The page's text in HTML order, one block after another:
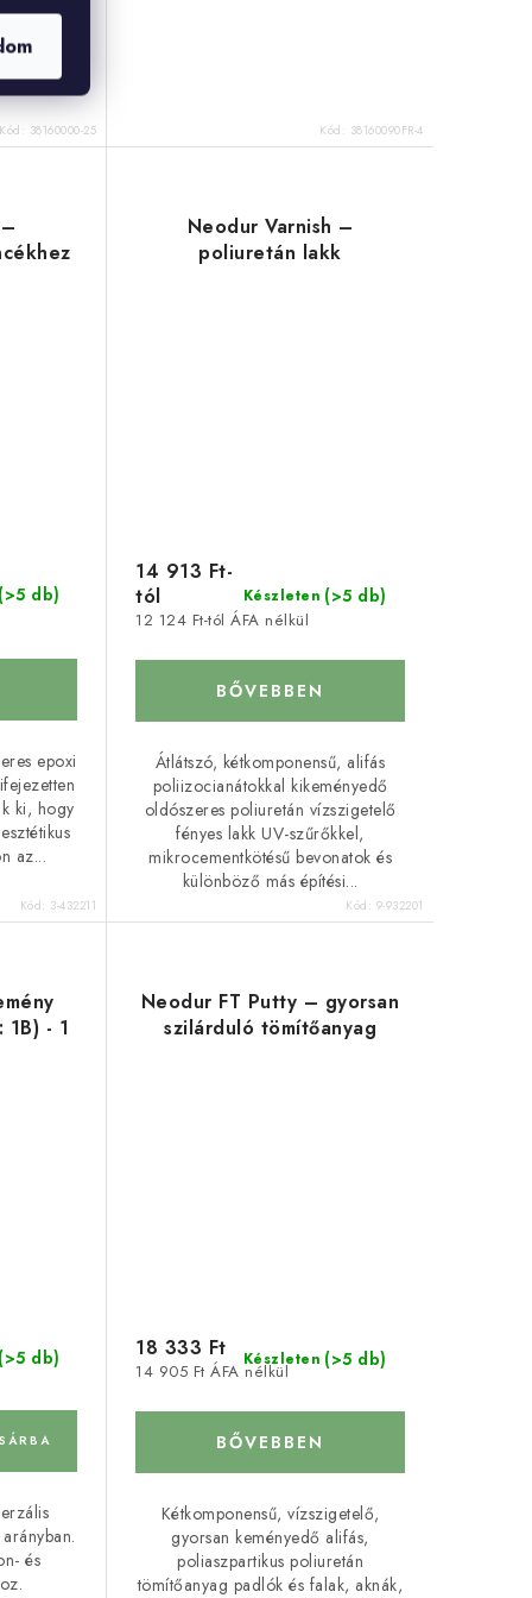
kiváló
Ezt a
Kód: 38160000-25 Kód: 38160090FR-4
db)
epoxi
ki, hogy
az...
Kód: 3-432211
Neodur Varnish –
poliuretán lakk
Készleten (>5 db)
12 124 Ft-tól ÁFA nélkül
14 913 Ft-
tól
BŐVEBBEN
Átlátszó, kétkomponensű, alifás
poliizocianátokkal kikeményedő
oldószeres poliuretán vízszigetelő
fényes lakk UV-szűrőkkel,
mikrocementkötésű bevonatok és
különböző más építési...
Kód: 9-932201
1B) - 1
db)
és
Neodur FT Putty – gyorsan
szilárduló tömítőanyag
Készleten (>5 db)
14 905 Ft ÁFA nélkül
18 333 Ft
BŐVEBBEN
Kétkomponensű, vízszigetelő,
gyorsan keményedő alifás,
poliaszpartikus poliuretán
tömítőanyag padlók és falak, aknák,